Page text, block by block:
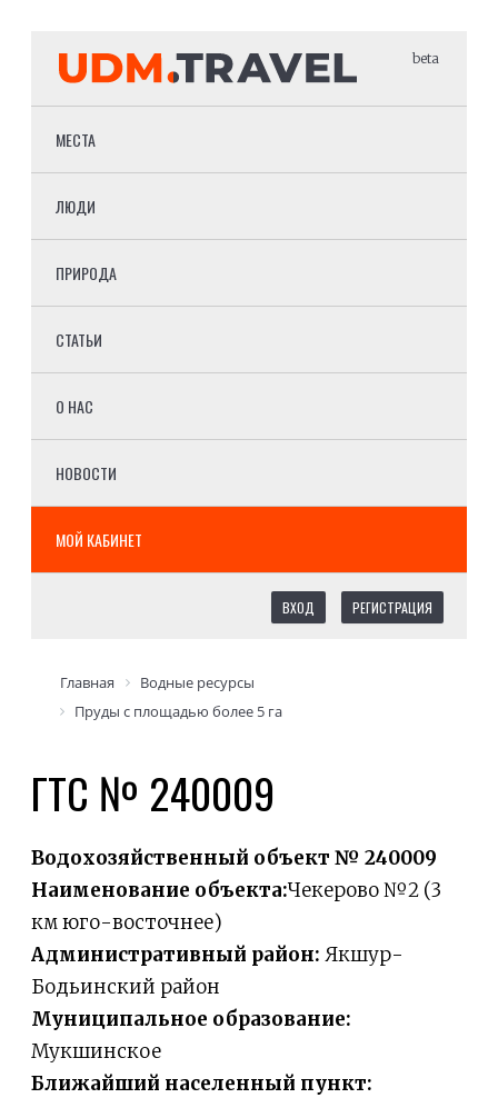
beta
МЕСТА
ЛЮДИ
ПРИРОДА
СТАТЬИ
О НАС
НОВОСТИ
МОЙ КАБИНЕТ
ВХОД РЕГИСТРАЦИЯ
Главная
Водные ресурсы
Пруды с площадью более 5 га
ГТС № 240009
Водохозяйственный объект № 240009
Наименование объекта:Чекерово №2 (3
км юго-восточнее)
Административный район: Якшур-
Бодьинский район
Муниципальное образование:
Мукшинское
Ближайший населенный пункт: